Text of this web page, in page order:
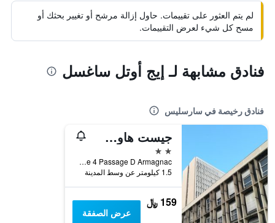
لم يتم العثور على تقييمات. حاول إزالة مرشح أو تغيير بحثك أو
مسح كل شيء لعرض التقييمات.
فنادق مشابهة لـ إيج أوتل ساغسل
فنادق رخيصة في سارسليس
جيست هاوس إن سارسيل نير باريس سنتر
2 نجمتين
Ra Sidence Gascogne 4 Passage D Armagnac, سارسليس, إقليم فال دواز, فرنسا
1.5 كيلومتر عن وسط المدينة
159 ﷼
عرض الصفقة